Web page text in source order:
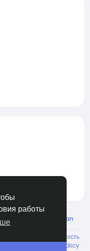
работы
Russian
Конфиденциальность
Refund and return policy